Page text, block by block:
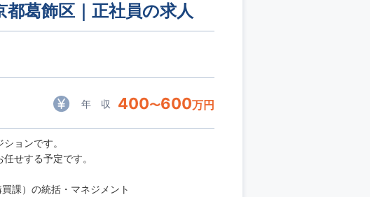
葛飾区｜正社員の求人
年 収 400〜600万円
ョンです。
せする予定です。
課）の統括・マネジメント